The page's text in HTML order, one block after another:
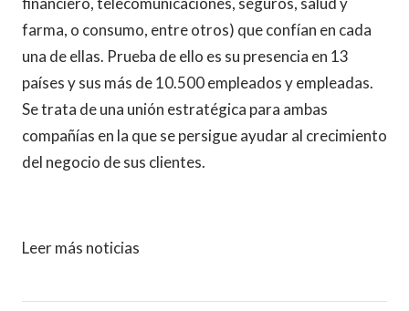
farma, o consumo, entre otros) que confían en cada
una de ellas. Prueba de ello es su presencia en 13
países y sus más de 10.500 empleados y empleadas.
Se trata de una unión estratégica para ambas
compañías en la que se persigue ayudar al crecimiento
del negocio de sus clientes.
Leer más noticias